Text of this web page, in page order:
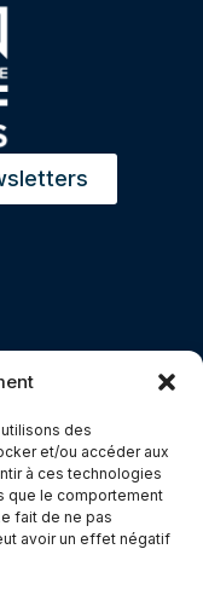
des
et/ou accéder aux
à ces technologies
que le comportement
fait de ne pas
avoir un effet négatif